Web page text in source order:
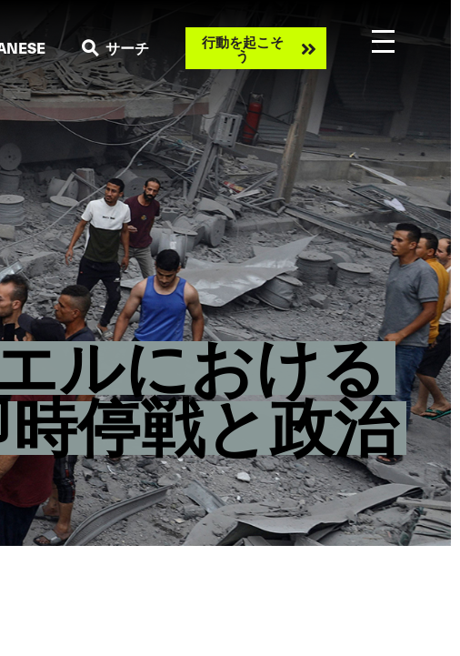
ルにおける
停戦と政治
サーチ
Take
action
行動を起こそ
う